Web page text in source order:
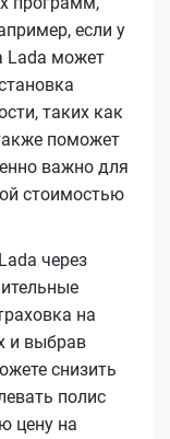
если у
Lada может
таких как
поможет
важно для
стоимостью
через
на
и выбрав
снизить
полис
цену на